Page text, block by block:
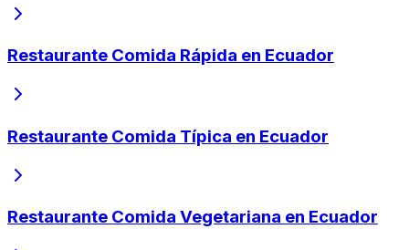
Restaurante Comida Rápida en Ecuador
Restaurante Comida Típica en Ecuador
Restaurante Comida Vegetariana en Ecuador